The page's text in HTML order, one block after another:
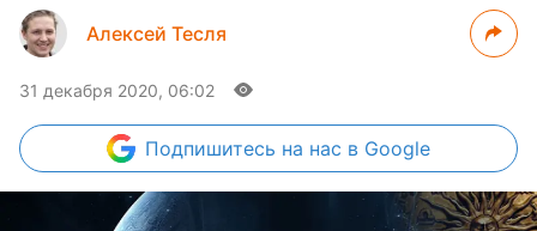
Алексей Тесля
31 декабря 2020, 06:02
Подпишитесь на нас в Google